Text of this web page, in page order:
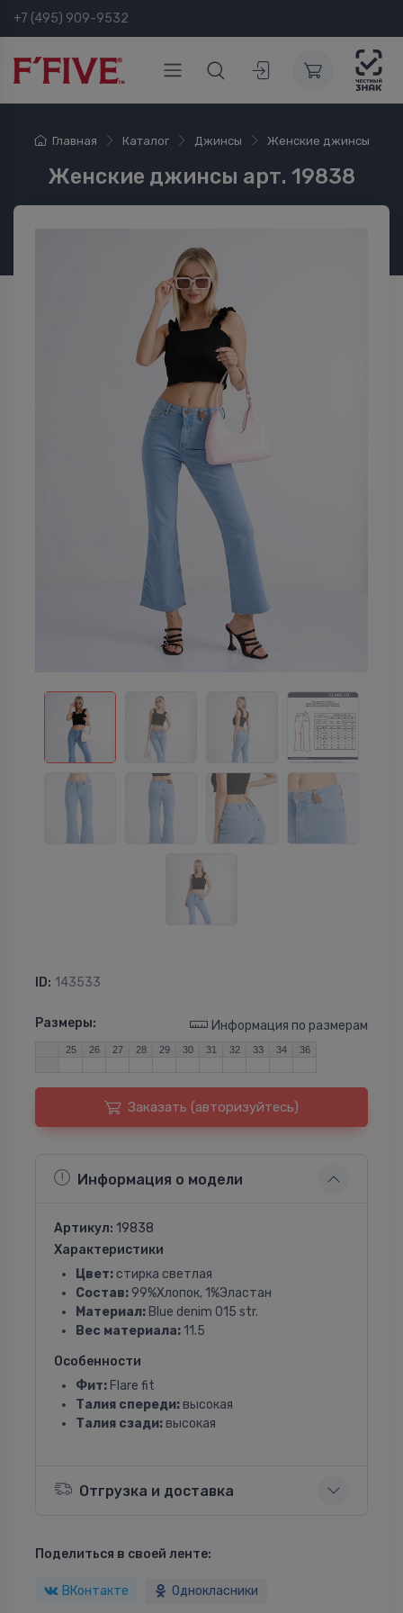
+7 (495) 909-9532
Главная Каталог Джинсы Женские джинсы
Женские джинсы арт. 19838
ID: 143533
Размеры: Информация по размерам
25 26 27 28 29 30 31 32 33 34 36
Заказать (авторизуйтесь)
Информация о модели
Артикул: 19838
Характеристики
Цвет: стирка светлая
Состав: 99%Хлопок, 1%Эластан
Материал: Blue denim 015 str.
Вес материала: 11.5
Особенности
Фит: Flare fit
Талия спереди: высокая
Талия сзади: высокая
Отгрузка и доставка
Поделиться в своей ленте:
ВКонтакте Однокласники